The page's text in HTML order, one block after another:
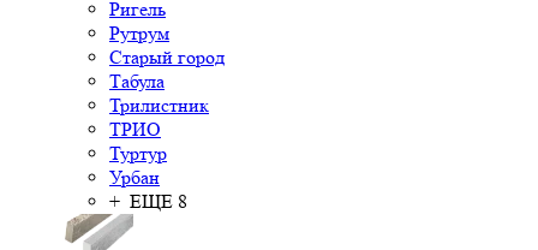
Ригель
Рутрум
Старый город
Табула
Трилистник
ТРИО
Туртур
Урбан
+ ЕЩЕ 8